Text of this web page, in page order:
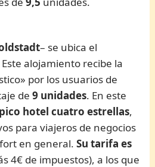
– se ubica el
Este alojamiento recibe la
por los usuarios de
de9 unidades. En este
hotel cuatro estrellas,
para viajeros de negocios
en general.Su tarifa es
4€ de impuestos), a los que